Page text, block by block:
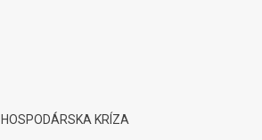
HOSPODÁRSKA KRÍZA